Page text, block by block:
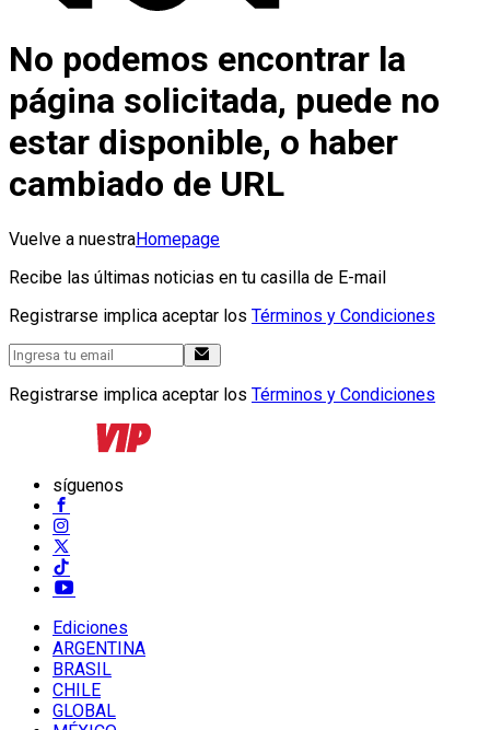
No podemos encontrar la
página solicitada, puede no
estar disponible, o haber
cambiado de URL
Vuelve a nuestraHomepage
Recibe las últimas noticias en tu casilla de E-mail
Registrarse implica aceptar los Términos y Condiciones
Registrarse implica aceptar los Términos y Condiciones
síguenos
Ediciones
ARGENTINA
BRASIL
CHILE
GLOBAL